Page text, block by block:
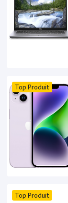
Top Produit
Top Produit